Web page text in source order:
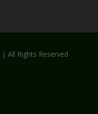
| All Rights Reserved